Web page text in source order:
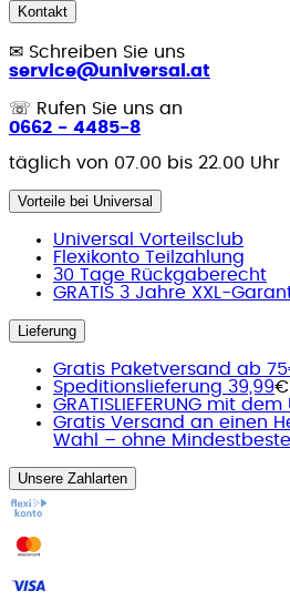
Kontakt
✉ Schreiben Sie uns
service@universal.at
☏ Rufen Sie uns an
0662 - 4485-8
täglich von 07.00 bis 22.00 Uhr
Vorteile bei Universal
Universal Vorteilsclub
Flexikonto Teilzahlung
30 Tage Rückgaberecht
GRATIS 3 Jahre XXL-
Lieferung
Gratis Paketversand ab
Speditionslieferung 39,99€
GRATISLIEFERUNG mit
Gratis Versand an einen
Wahl – ohne
Unsere Zahlarten